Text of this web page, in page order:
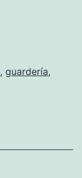
, guardería,